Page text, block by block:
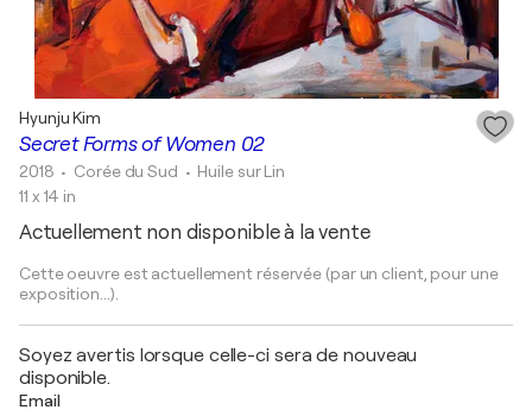
Secret Forms of Women 02
Hyunju Kim
2018 • Corée du Sud • Huile sur Lin
11 x 14 in
Actuellement non disponible à la vente
Cette oeuvre est actuellement réservée (par un client, pour une
exposition...).
Soyez avertis lorsque celle-ci sera de nouveau
disponible.
Email